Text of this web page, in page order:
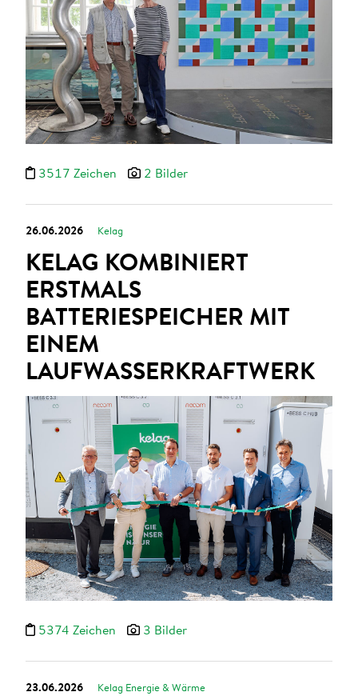
3517 Zeichen 2 Bilder
26.06.2026 Kelag
KELAG KOMBINIERT
ERSTMALS
BATTERIESPEICHER MIT
EINEM
LAUFWASSERKRAFTWERK
5374 Zeichen 3 Bilder
23.06.2026 Kelag Energie & Wärme